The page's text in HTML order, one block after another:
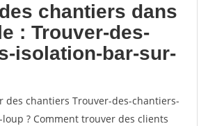
chantiers dans
: Trouver-des-
isolation-bar-sur-
des chantiers Trouver-des-chantiers-
? Comment trouver des clients